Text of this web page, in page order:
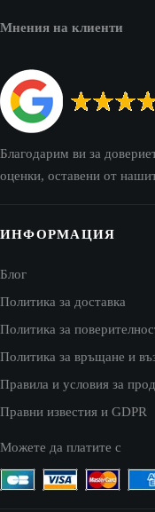
Мнения на клиенти
Благодарим ви за
оценки, оставени от
ИНФОРМАЦИЯ
Блог
Политика за доставка
Политика за
Политика за връщане и
Правила и условия за
Правни известия и GDPR
Можете да платите с